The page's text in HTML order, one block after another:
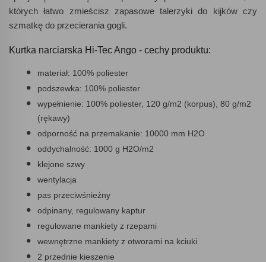
których łatwo zmieścisz zapasowe talerzyki do kijków czy
szmatkę do przecierania gogli.
Kurtka narciarska Hi-Tec Ango - cechy produktu:
materiał: 100% poliester
podszewka: 100% poliester
wypełnienie: 100% poliester, 120 g/m2 (korpus), 80 g/m2
(rękawy)
odporność na przemakanie: 10000 mm H2O
oddychalność: 1000 g H2O/m2
klejone szwy
wentylacja
pas przeciwśnieżny
odpinany, regulowany kaptur
regulowane mankiety z rzepami
wewnętrzne mankiety z otworami na kciuki
2 przednie kieszenie